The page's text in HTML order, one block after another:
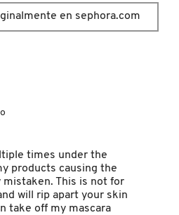
en sephora.com
times under the
products causing the
This is not for
will rip apart your skin
take off my mascara